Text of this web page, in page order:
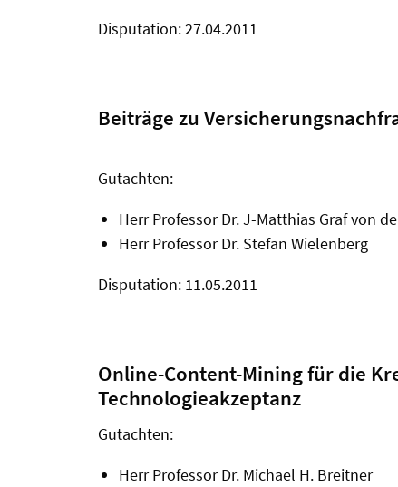
Disputation: 27.04.2011
Beiträge zu
Gutachten:
Herr Professor Dr. J-Matthias Graf von
Herr Professor Dr. Stefan Wielenberg
Disputation: 11.05.2011
Online-Content-Mining für die
Technologieakzeptanz
Gutachten:
Herr Professor Dr. Michael H. Breitner